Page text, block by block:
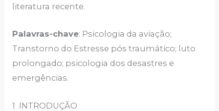
literatura recente.
Palavras-chave: Psicologia da aviação;
Transtorno do Estresse pós traumático; luto
prolongado; psicologia dos desastres e
emergências.
1 INTRODUÇÃO